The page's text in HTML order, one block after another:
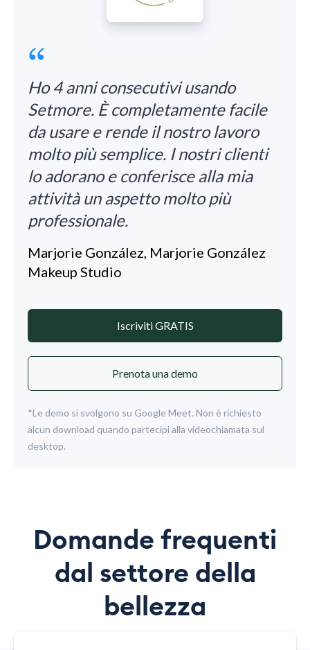
Ho 4 anni consecutivi usando
Setmore. È completamente facile
da usare e rende il nostro lavoro
molto più semplice. I nostri clienti
lo adorano e conferisce alla mia
attività un aspetto molto più
professionale.
Marjorie González, Marjorie González
Makeup Studio
Iscriviti GRATIS
Prenota una demo
*Le demo si svolgono su Google Meet. Non è richiesto
alcun download quando partecipi alla videochiamata sul
desktop.
Domande frequenti
dal settore della
bellezza